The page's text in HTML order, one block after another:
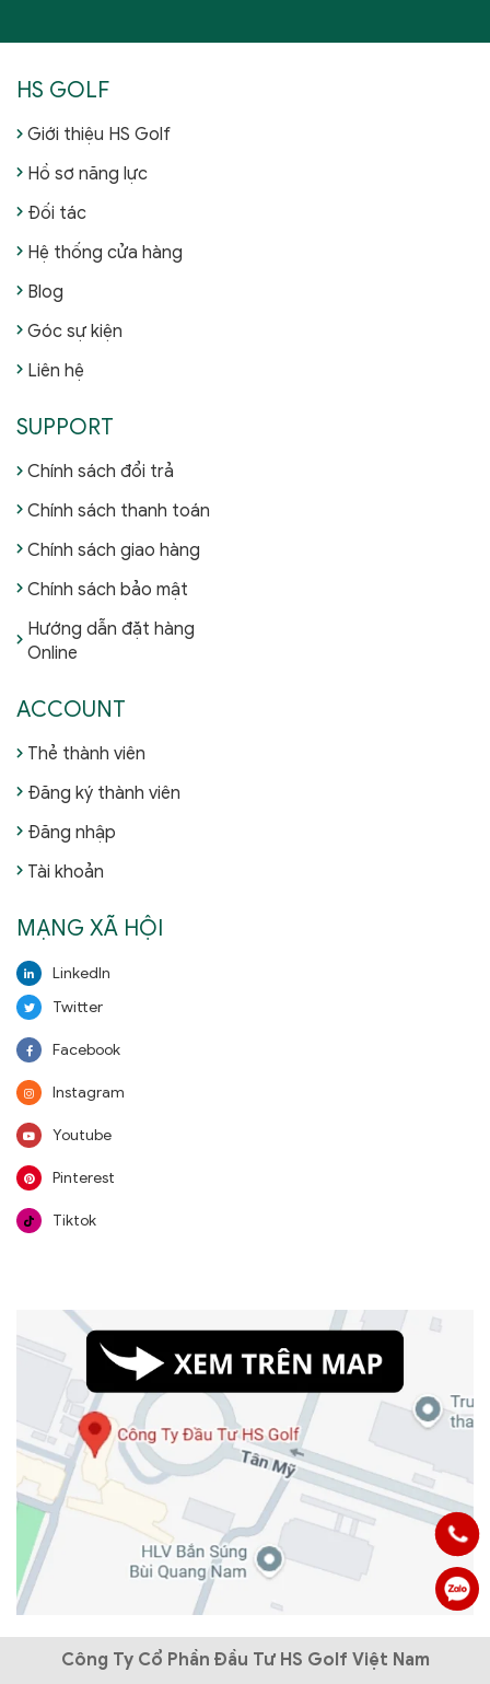
HS GOLF
Giới thiệu HS Golf
Hồ sơ năng lực
Đối tác
Hệ thống cửa hàng
Blog
Góc sự kiện
Liên hệ
SUPPORT
Chính sách đổi trả
Chính sách thanh toán
Chính sách giao hàng
Chính sách bảo mật
Hướng dẫn đặt hàng
Online
ACCOUNT
Thẻ thành viên
Đăng ký thành viên
Đăng nhập
Tài khoản
MẠNG XÃ HỘI
LinkedIn
Twitter
Facebook
Instagram
Youtube
Pinterest
Tiktok
Công Ty Cổ Phần Đầu Tư HS Golf Việt Nam